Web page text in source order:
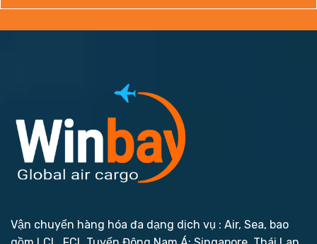
Vận chuyển hàng hóa đa dạng dịch vụ : Air, Sea, bao